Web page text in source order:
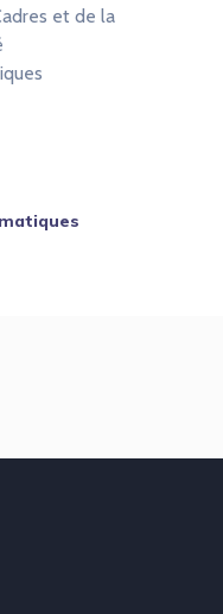
et de la